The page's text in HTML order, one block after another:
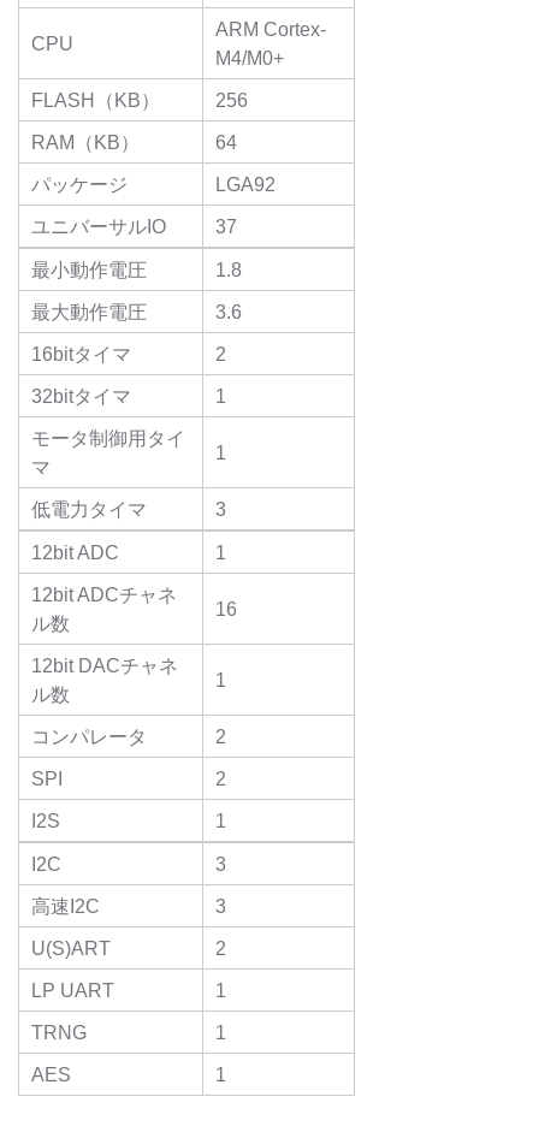
CPU
ARM Cortex-
M4/M0+
FLASH（KB）
256
RAM（KB）
64
パッケージ
LGA92
ユニバーサルIO
37
最小動作電圧
1.8
最大動作電圧
3.6
16bitタイマ
2
32bitタイマ
1
モータ制御用タイ
マ
1
低電力タイマ
3
12bit ADC
1
12bit ADCチャネ
ル数
16
12bit DACチャネ
ル数
1
コンパレータ
2
SPI
2
I2S
1
I2C
3
高速I2C
3
U(S)ART
2
LP UART
1
TRNG
1
AES
1